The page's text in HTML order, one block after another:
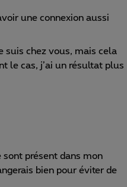
une connexion aussi
suis chez vous, mais cela
le cas, j’ai un résultat plus
présent dans mon
bien pour éviter de